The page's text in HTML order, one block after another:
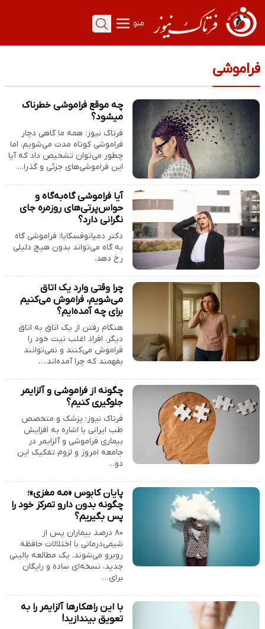
منو
فراموشی
چه موقع فراموشی خطرناک
میشود؟
فرتاک نیوز: همه ما گاهی دچار
فراموشی کوتاه مدت می‌شویم، اما
چطور می‌توان تشخیص داد که آیا
این فراموشی‌های جزئی و گذرا…
آیا فراموشی گاه‌به‌گاه و
حواس‌پرتی‌های روزمره جای
نگرانی دارد؟
دکتر دمیانوفسکایا: فراموشی گاه
به گاه می‌تواند بدون هیچ دلیلی
رخ دهد.
چرا وقتی وارد یک اتاق
می‌شویم، فراموش می‌کنیم
برای چه آمده‌ایم؟
هنگام رفتن از یک اتاق به اتاق
دیگر، افراد اغلب نیت خود را
فراموش می‌کنند و نمی‌توانند
بفهمند که چرا آمده‌اند.…
چگونه از فراموشی و آلزایمر
جلوگیری کنیم؟
فرتاک نیوز: پزشک و متخصص
طب ایرانی با اشاره به افزایش
بیماری فراموشی و آلزایمر در
جامعه امروز و لزوم تفکیک این
دو…
پایان کابوس «مه مغزی»؛
چگونه بدون دارو تمرکز خود را
پس بگیریم؟
۸۰ درصد بیماران پس از
شیمی‌درمانی با اختلالات حافظه
روبرو می‌شوند. یک مطالعه بالینی
جدید، نسخه‌ای ساده و رایگان
برای…
با این راهکارها آلزایمر را به
تعویق بیندازید!